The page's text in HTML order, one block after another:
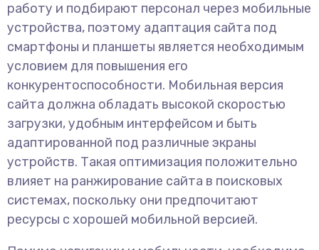
работу и подбирают персонал через мобильные
устройства, поэтому адаптация сайта под
смартфоны и планшеты является необходимым
условием для повышения его
конкурентоспособности. Мобильная версия
сайта должна обладать высокой скоростью
загрузки, удобным интерфейсом и быть
адаптированной под различные экраны
устройств. Такая оптимизация положительно
влияет на ранжирование сайта в поисковых
системах, поскольку они предпочитают
ресурсы с хорошей мобильной версией.